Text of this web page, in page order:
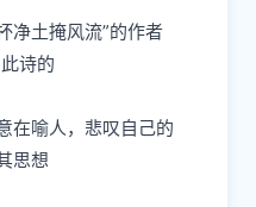
净⼟掩⻛流”的作者
此诗的
在喻⼈，悲叹⾃⼰的
思想